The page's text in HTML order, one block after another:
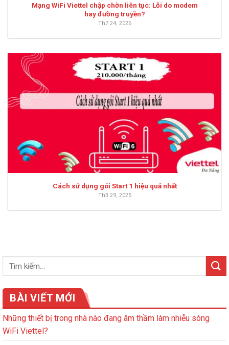
Mạng WiFi Viettel chập chờn liên tục: Lỗi do modem
hay đường truyền?
Th7 24, 2026
Cách sử dụng gói Start 1 hiệu quả nhất
Th3 29, 2025
BÀI VIẾT MỚI
Những thiết bị trong nhà nào đang âm thầm làm nhiễu sóng
WiFi Viettel?